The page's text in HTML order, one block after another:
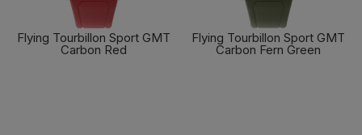
Flying Tourbillon Sport GMT
Carbon Red
Flying Tourbillon Sport GMT
Carbon Fern Green